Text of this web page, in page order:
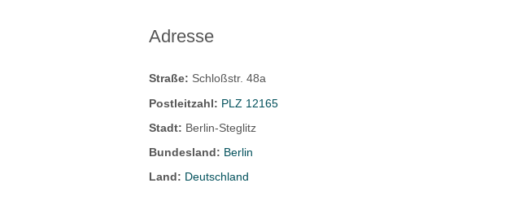
Adresse
Straße: Schloßstr. 48a
Postleitzahl: PLZ 12165
Stadt: Berlin-Steglitz
Bundesland: Berlin
Land: Deutschland